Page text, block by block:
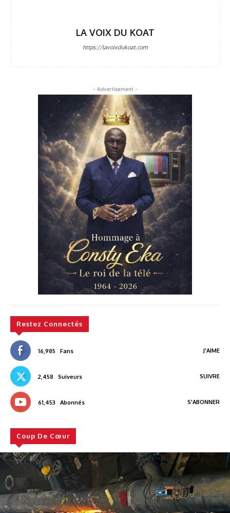
LA VOIX DU KOAT
https://lavoixdukoat.com
- Advertisement -
Restez Connectés
16,985 Fans J'AIME
2,458 Suiveurs SUIVRE
61,453 Abonnés S'ABONNER
Coup De Cœur